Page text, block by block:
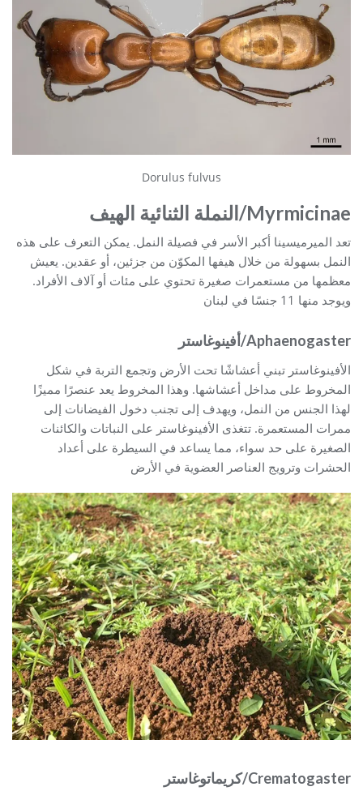
Dorulus fulvus
Myrmicinae/ النملة الثنائية الهيف
تعد الميرميسينا أكبر الأسر في فصيلة النمل. يمكن التعرف على هذه
النمل بسهولة من خلال هيفها المكوّن من جزئين، أو عقدين. يعيش
معظمها من مستعمرات صغيرة تحتوي على مئات أو آلاف الأفراد.
ويوجد منها 11 جنسًا في لبنان
Aphaenogaster/أفينوغاستر
الأفينوغاستر تبني أعشاشًا تحت الأرض وتجمع التربة في شكل
المخروط على مداخل أعشاشها. وهذا المخروط يعد عنصرًا مميزًا
لهذا الجنس من النمل، ويهدف إلى تجنب دخول الفيضانات إلى
ممرات المستعمرة. تتغذى الأفينوغاستر على النباتات والكائنات
الصغيرة على حد سواء، مما يساعد في السيطرة على أعداد
الحشرات وترويج العناصر العضوية في الأرض
Crematogaster/كريماتوغاستر